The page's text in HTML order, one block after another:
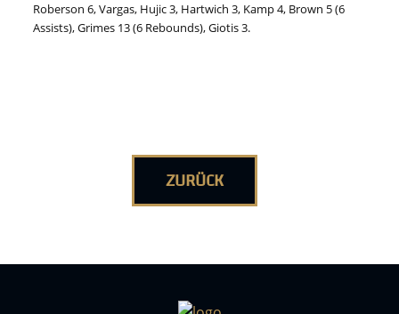
Roberson 6, Vargas, Hujic 3, Hartwich 3, Kamp 4, Brown 5 (6
Assists), Grimes 13 (6 Rebounds), Giotis 3.
ZURÜCK